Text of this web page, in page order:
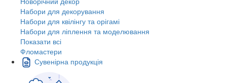
Набори для декорування
Набори для квілінгу та орігамі
Набори для ліплення та моделювання
Показати всі
Фломастери
Сувенірна продукція